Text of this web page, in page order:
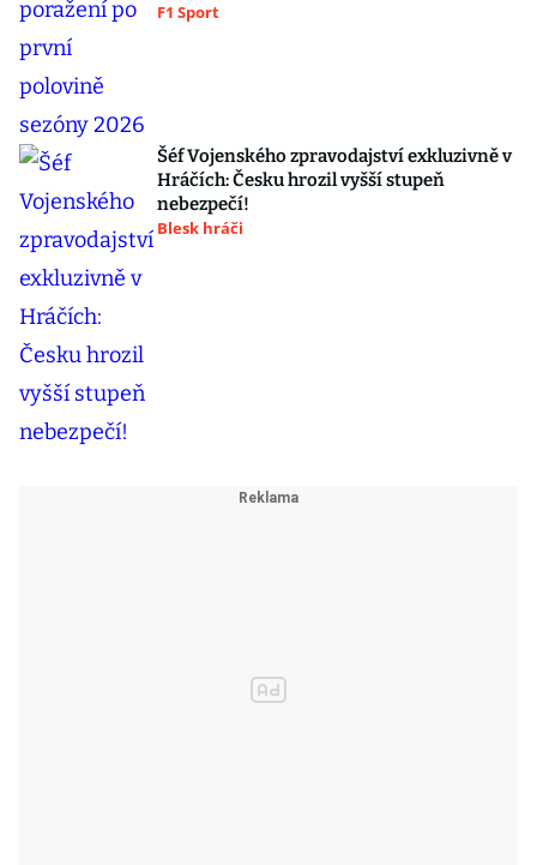
F1 Sport
Šéf Vojenského zpravodajství exkluzivně v
Hráčích: Česku hrozil vyšší stupeň
nebezpečí!
Blesk hráči